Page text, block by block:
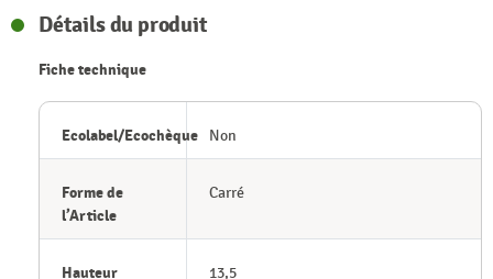
Détails du produit
Fiche technique
Ecolabel/Ecochèque Non
Forme de
l’Article
Carré
Hauteur 13,5